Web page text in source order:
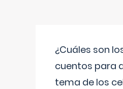
¿Cuáles son
cuentos para
tema de los